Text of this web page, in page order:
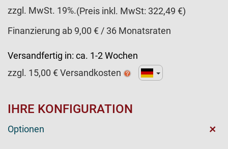
zzgl. MwSt. 19%.(Preis inkl. MwSt: 322,49 €)
Finanzierung ab 9,00 € / 36 Monatsraten
Versandfertig in: ca. 1-2 Wochen
zzgl. 15,00 € Versandkosten
IHRE KONFIGURATION
Optionen +